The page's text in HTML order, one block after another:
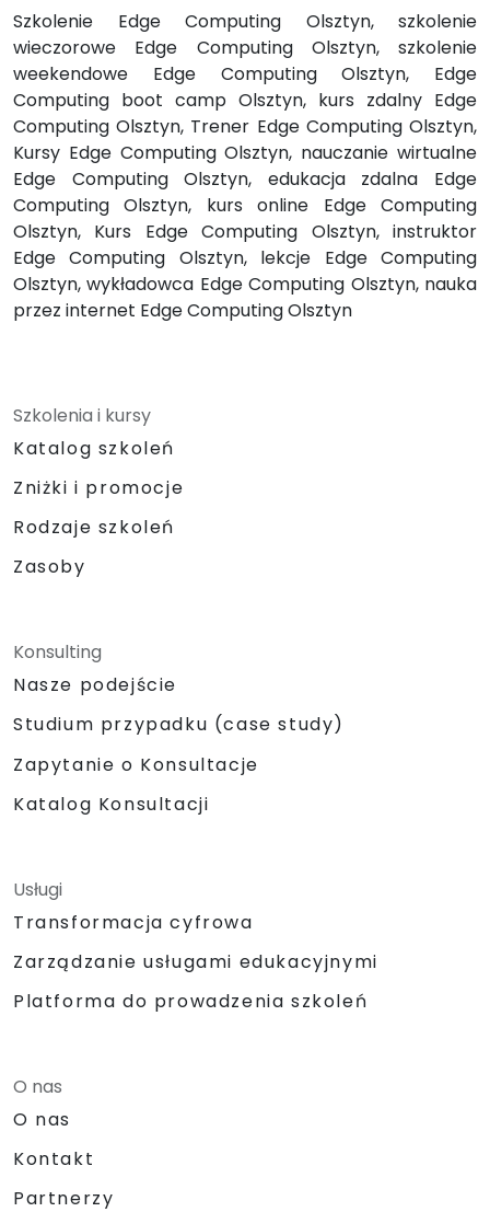
Szkolenie Edge Computing Olsztyn, szkolenie
wieczorowe Edge Computing Olsztyn, szkolenie
weekendowe Edge Computing Olsztyn, Edge
Computing boot camp Olsztyn, kurs zdalny Edge
Computing Olsztyn, Trener Edge Computing Olsztyn,
Kursy Edge Computing Olsztyn, nauczanie wirtualne
Edge Computing Olsztyn, edukacja zdalna Edge
Computing Olsztyn, kurs online Edge Computing
Olsztyn, Kurs Edge Computing Olsztyn, instruktor
Edge Computing Olsztyn, lekcje Edge Computing
Olsztyn, wykładowca Edge Computing Olsztyn, nauka
przez internet Edge Computing Olsztyn
Szkolenia i kursy
Katalog szkoleń
Zniżki i promocje
Rodzaje szkoleń
Zasoby
Konsulting
Nasze podejście
Studium przypadku (case study)
Zapytanie o Konsultacje
Katalog Konsultacji
Usługi
Transformacja cyfrowa
Zarządzanie usługami edukacyjnymi
Platforma do prowadzenia szkoleń
O nas
O nas
Kontakt
Partnerzy